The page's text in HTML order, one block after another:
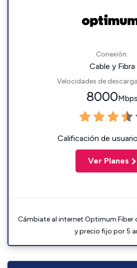
Conexión:
Cable y Fibra
Velocidades de
8000Mbps
Calificación de
Ver Planes
Cámbiate al internet Optimum Fiber
y precio fijo por 5